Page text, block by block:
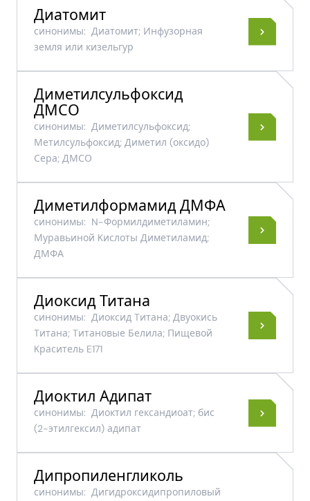
Диатомит
синонимы: Диатомит; Инфузорная
земля или кизельгур
Диметилсульфоксид
ДМСО
синонимы: Диметилсульфоксид;
Метилсульфоксид; Диметил (оксидо)
Сера; ДМСО
Диметилформамид ДМФА
синонимы: N-Формилдиметиламин;
Муравьиной Kислоты Диметиламид;
ДМФА
Диоксид Титана
синонимы: Диоксид Tитана; Двуокись
Tитана; Tитановые Белила; Пищевой
Kраситель E171
Диоктил Адипат
синонимы: Диоктил гександиоат; бис
(2-этилгексил) адипат
Дипропиленгликоль
синонимы: Дигидроксидипропиловый